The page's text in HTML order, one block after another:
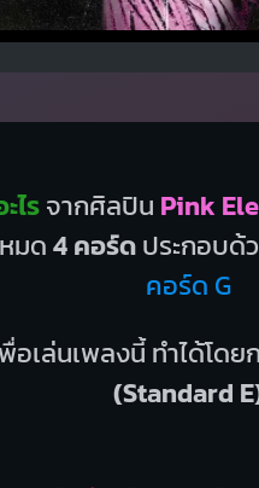
ไรจากศิลปิน Pink
มด4 คอร์ดประกอบด้
คอร์ด G
อเล่นเพลงนี้ ทำได้โดย
(Standard